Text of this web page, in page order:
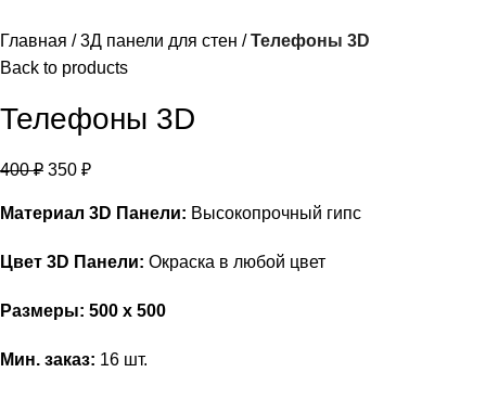
Главная 3Д панели для стен
Телефоны 3D
Back to products
Телефоны 3D
400₽ 350 ₽
Материал 3D Панели: Высокопрочный гипс
Цвет 3D Панели: Окраска в любой цвет
Размеры: 500 х 500
Мин. заказ: 16 шт.